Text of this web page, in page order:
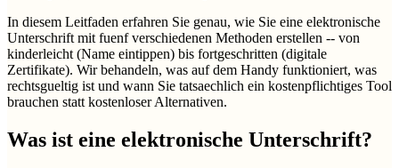
In diesem Leitfaden erfahren Sie genau, wie Sie eine elektronische
Unterschrift mit fuenf verschiedenen Methoden erstellen -- von
kinderleicht (Name eintippen) bis fortgeschritten (digitale
Zertifikate). Wir behandeln, was auf dem Handy funktioniert, was
rechtsgueltig ist und wann Sie tatsaechlich ein kostenpflichtiges Tool
brauchen statt kostenloser Alternativen.
Was ist eine elektronische Unterschrift?